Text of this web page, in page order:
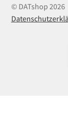
© DATshop 2026